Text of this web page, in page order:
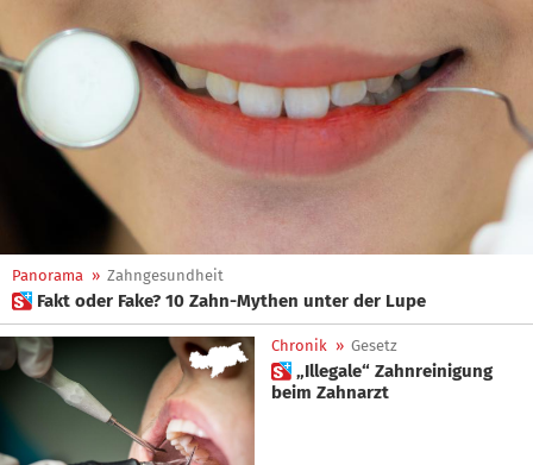
Panorama » Zahngesundheit
 Fakt oder Fake? 10 Zahn-Mythen unter der Lupe
Chronik » Gesetz
 „Illegale“ Zahnreinigung
beim Zahnarzt